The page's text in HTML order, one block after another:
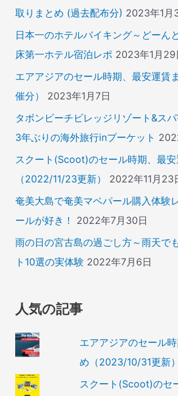
取りまとめ (過去配布分) 2023年1月
日本一のホテルバイキング～どーん
床第一ホテル宿泊レポ 2023年1月29
エアアジアのセール時期、最安運賃
催分）
2023年1月7日
タボンビーチビレッジリゾート&ス
3年ぶりの海外旅行inプーケット
スクート(Scoot)のセール時期、最
（2022/11/23更新）
2022年11月23
奄美大島で奄美マベパール購入体験
ールが好き！
2022年7月30日
雨の日の宮古島の過ごし方～雨天で
ト10選の実体験 2022年7月6日
人気の記事
エアアジアのセール
め（2023/10/31更新）
スクート(Scoot)のセ